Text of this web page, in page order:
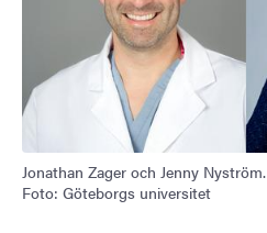
Jonathan Zager och Jenny Nyström.
Foto: Göteborgs universitet